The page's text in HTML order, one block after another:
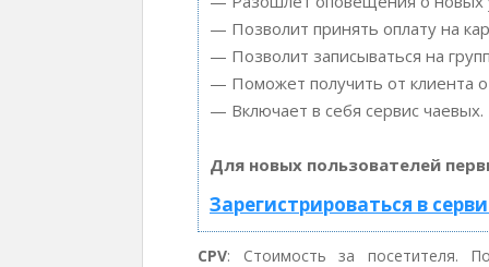
— Позволит принять оплату на
— Позволит записываться на
— Поможет получить от клиента
— Включает в себя сервис чаевых.
Для новых пользователей
Зарегистрироваться в
CPV: Стоимость за посетителя.